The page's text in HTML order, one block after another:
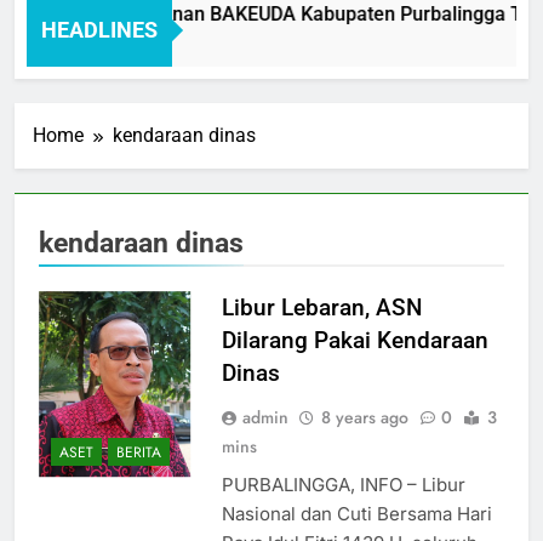
HEADLINES
Standar Pelayanan BAKEUDA Kabupaten Purbalingga
1 Month Ago
Home kendaraan dinas
kendaraan dinas
ASET BERITA
Libur Lebaran, ASN
Dilarang Pakai Kendaraan
Dinas
admin 8 years ago 0
3
mins
PURBALINGGA, INFO – Libur
Nasional dan Cuti Bersama Hari